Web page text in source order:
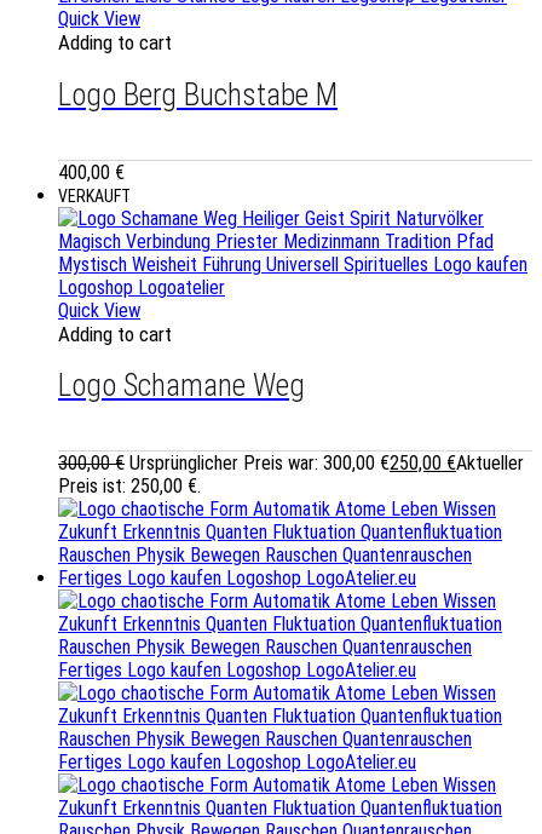
Quick View
Adding to cart
Logo Berg Buchstabe M
400,00 €
VERKAUFT
Quick View
Adding to cart
Logo Schamane Weg
300,00€ Ursprünglicher Preis war: 300,00 €250,00 €Aktueller
Preis ist: 250,00 €.